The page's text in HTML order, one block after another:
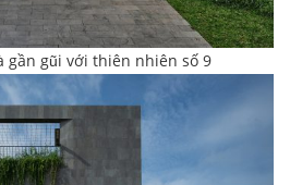
gần gũi với thiên nhiên số 9